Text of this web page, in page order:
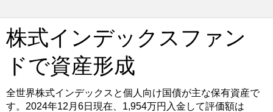
株式インデックスファン
ドで資産形成
全世界株式インデックスと個人向け国債が主な保有資産で
す。2024年12月6日現在、1,954万円入金して評価額は